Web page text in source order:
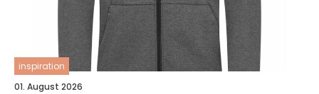
inspiration
01. August 2026